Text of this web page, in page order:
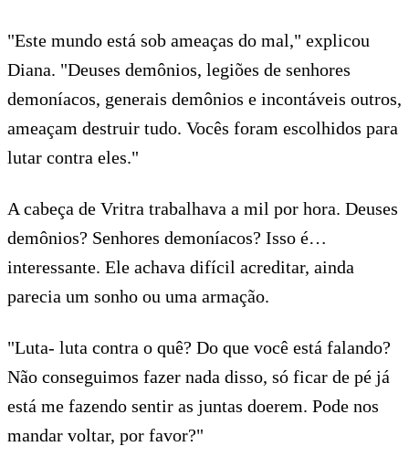
"Este mundo está sob ameaças do mal," explicou
Diana. "Deuses demônios, legiões de senhores
demoníacos, generais demônios e incontáveis outros,
ameaçam destruir tudo. Vocês foram escolhidos para
lutar contra eles."
A cabeça de Vritra trabalhava a mil por hora. Deuses
demônios? Senhores demoníacos? Isso é…
interessante. Ele achava difícil acreditar, ainda
parecia um sonho ou uma armação.
"Luta- luta contra o quê? Do que você está falando?
Não conseguimos fazer nada disso, só ficar de pé já
está me fazendo sentir as juntas doerem. Pode nos
mandar voltar, por favor?"